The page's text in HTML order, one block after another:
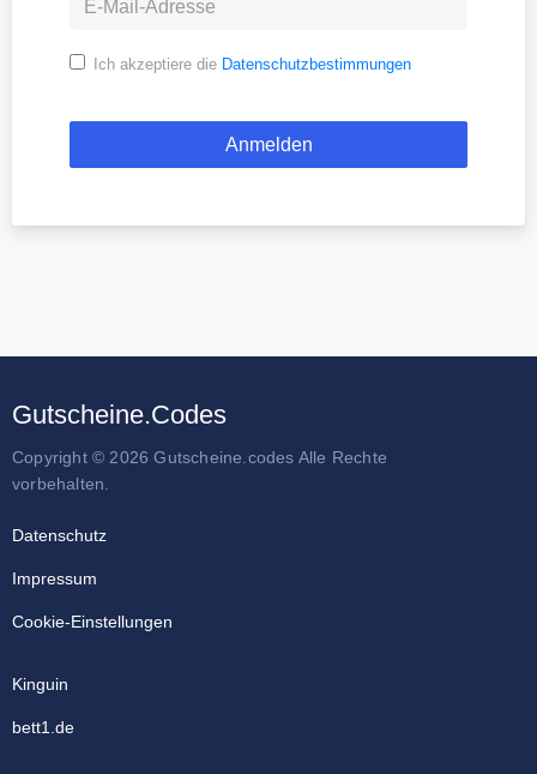
Ich akzeptiere die Datenschutzbestimmungen
Gutscheine.Codes
Copyright © 2026 Gutscheine.codes Alle Rechte
vorbehalten.
Datenschutz
Impressum
Cookie-Einstellungen
Kinguin
bett1.de